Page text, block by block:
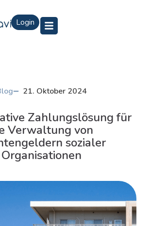
Login
21. Oktober 2024
Zahlungslösung für
Verwaltung von
sozialer
Organisationen